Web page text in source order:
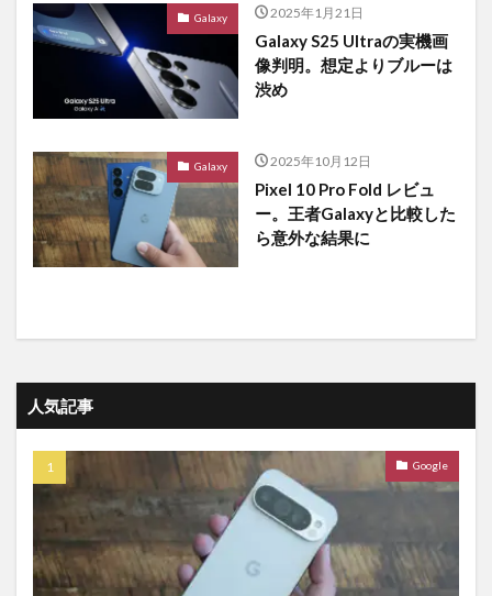
Galaxy 2025年1月21日
Galaxy S25 Ultraの実機画
像判明。想定よりブルーは
渋め
Galaxy 2025年10月12日
Pixel 10 Pro Fold レビュ
ー。王者Galaxyと比較した
ら意外な結果に
人気記事
Google